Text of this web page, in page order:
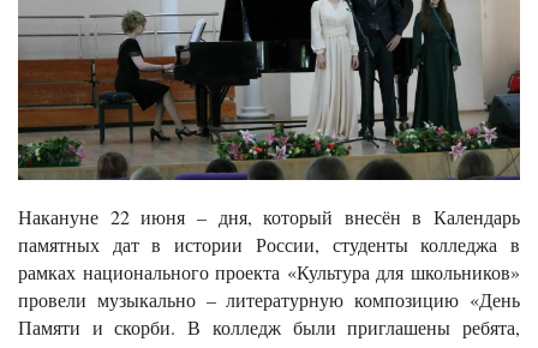
Накануне 22 июня – дня, который внесён в Календарь
памятных дат в истории России, студенты колледжа в
рамках национального проекта «Культура для школьников»
провели музыкально – литературную композицию «День
Памяти и скорби. В колледж были приглашены ребята,